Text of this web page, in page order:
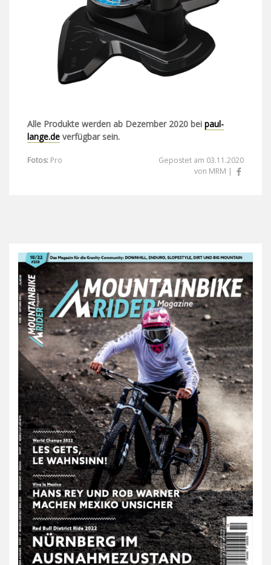
Alle Produkte werden ab Dezember 2020 bei paul-
lange.de verfügbar sein.
Fotos: Pro
Gepostet am 03.11.2020
von MRM |